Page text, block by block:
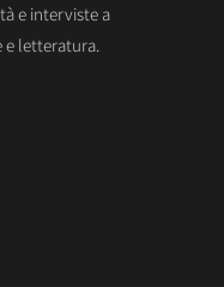
e interviste a
e letteratura.